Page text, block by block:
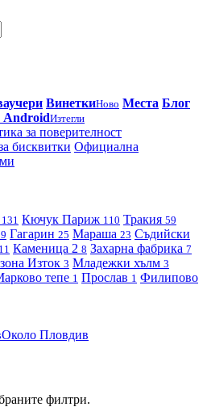
ВинеткиНово Места Блог
AndroidИзтегли
за поверителност
бисквитки Официална
131 Кючук Париж 110 Тракия 59
Гагарин 25 Мараша 23 Съдийски
11 Каменица 2 8 Захарна фабрика 7
Изток 3 Младежки хълм 3
тепе 1 Прослав 1 Филипово
Около Пловдив
филтри.